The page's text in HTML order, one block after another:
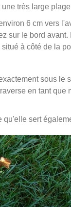
très large
6 cm vers
sur le bord
à côté de la
sous le
en tant
sert